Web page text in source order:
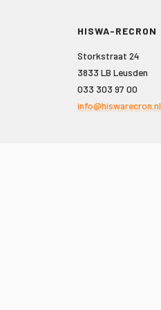
HISWA-RECRON
Storkstraat 24
3833 LB Leusden
033 303 97 00
info@hiswarecron.nl